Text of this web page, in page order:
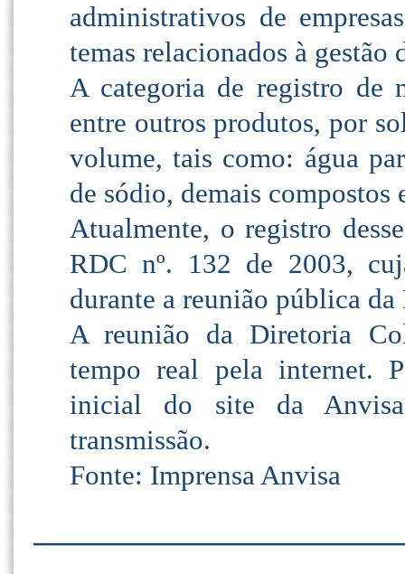
administrativos de
temas relacionados à gestão
A categoria de registro de
entre outros produtos, por
volume, tais como: água
de sódio, demais
Atualmente, o registro
RDC nº. 132 de 2003,
durante a reunião pública
A reunião da Diretoria
tempo real pela internet.
inicial do site da
transmissão.
Fonte: Imprensa Anvisa